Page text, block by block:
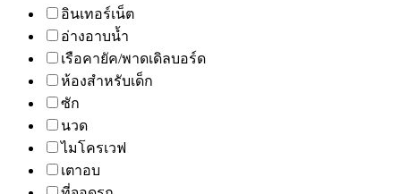
อินเทอร์เน็ต
อ่างอาบน้ำ
เรือคายัค/พาดเดิลบอร์ด
ห้องสำหรับเด็ก
ซัก
นวด
ไมโครเวฟ
เตาอบ